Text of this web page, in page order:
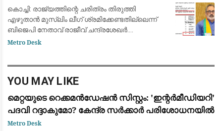
ചോദ്യ വിവാദത്തിൽ ശക്തമായ പ്രതികരണം
കൊച്ചി: രാജ്യത്തിന്റെ ചരിത്രം തിരുത്തി
എഴുതാൻ മുസ്ലിം ലീഗ് ശ്രമിക്കേണ്ടതില്ലെന്ന്
ബിജെപി നേതാവ് രാജീവ് ചന്ദ്രശേഖർ.
സ്വാതന്ത്ര്യസമര ക്വിസ് മത്സരത്തിൽ വി.ഡി.
Metro Desk
YOU MAY LIKE
മെറ്റയുടെ റെക്കമൻഡേഷൻ സിസ്റ്റം: 'ഇന്റർമീഡിയറി'
പദവി റദ്ദാകുമോ? കേന്ദ്ര സർക്കാർ പരിശോധനയിൽ
Metro Desk